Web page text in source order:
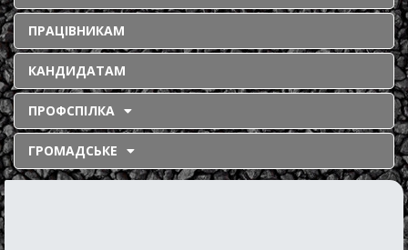
ПРАЦІВНИКАМ
КАНДИДАТАМ
ПРОФСПІЛКА
ГРОМАДСЬКЕ